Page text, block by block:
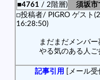
■4761 / 2階層)
須坂市
□投稿者/ PIGRO ゲスト
16:28:50)
まだまだメンバ
やる気のある人ご
記事引用 [メール受